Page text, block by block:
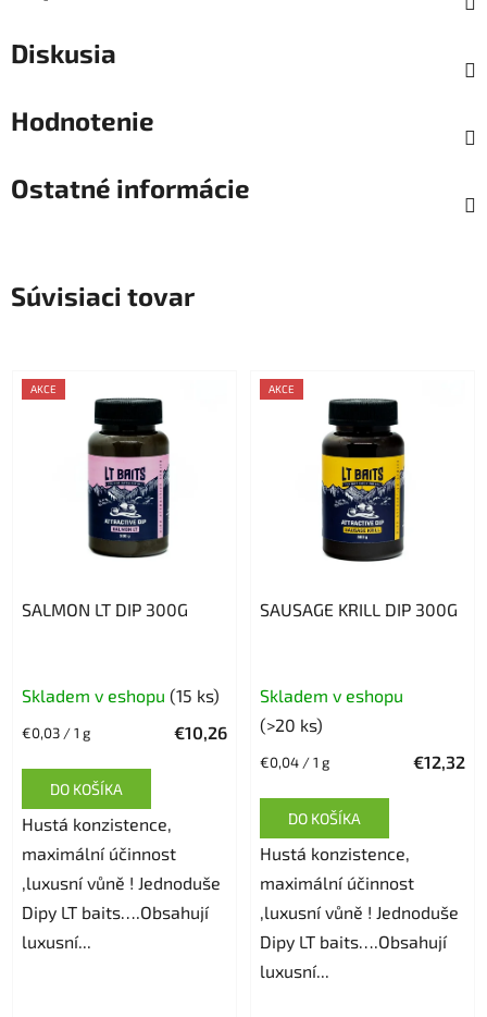
Diskusia
Hodnotenie
Ostatné informácie
Súvisiaci tovar
AKCE
SALMON LT DIP 300G
Skladem v eshopu (15 ks)
€10,26
Jednotková
€0,03 / 1 g
DO KOŠÍKA
Hustá konzistence,
maximální účinnost
,luxusní vůně ! Jednoduše
Dipy LT baits….Obsahují
luxusní...
AKCE
SAUSAGE KRILL DIP 300G
Skladem v eshopu
(>20 ks)
€12,32
Jednotková
€0,04 / 1 g
DO KOŠÍKA
Hustá konzistence,
maximální účinnost
,luxusní vůně ! Jednoduše
Dipy LT baits….Obsahují
luxusní...